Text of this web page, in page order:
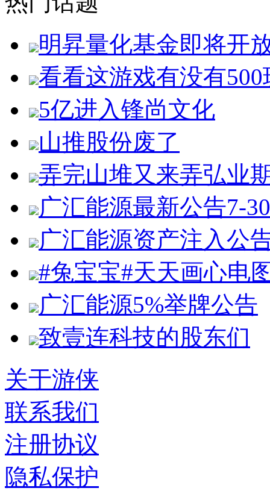
明昇量化基金即将开
看看这游戏有没有500
5亿进入锋尚文化
山推股份废了
弄完山堆又来弄弘业
广汇能源最新公告7-30
广汇能源资产注入公
#兔宝宝#天天画心电
广汇能源5%举牌公告
致壹连科技的股东们
关于游侠
联系我们
注册协议
隐私保护